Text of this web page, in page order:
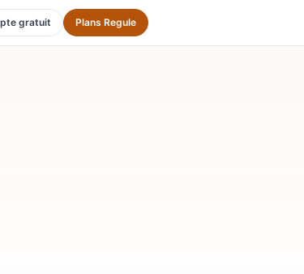
gratuit Plans Regule